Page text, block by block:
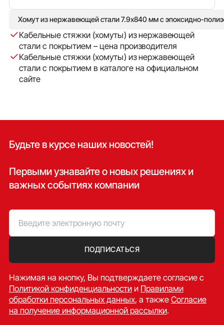
Хомут из нержавеющей стали 7.9x840 мм с эпоксидно-
Кабельные стяжки (хомуты) из нержавеющей
стали с покрытием – цена производителя
Кабельные стяжки (хомуты) из нержавеющей
стали с покрытием в каталоге на официальном
сайте
Будьте в курсе наших новостей!
Первыми узнавайте о новых решениях и
важных событиях компании
ПОДПИСАТЬСЯ
Нажимая на кнопку, Вы подтверждаете согласие c
Политикой конфиденциальностии Правилами
обработки персональных данных, а также Согласие
на получение информационной рассылки.